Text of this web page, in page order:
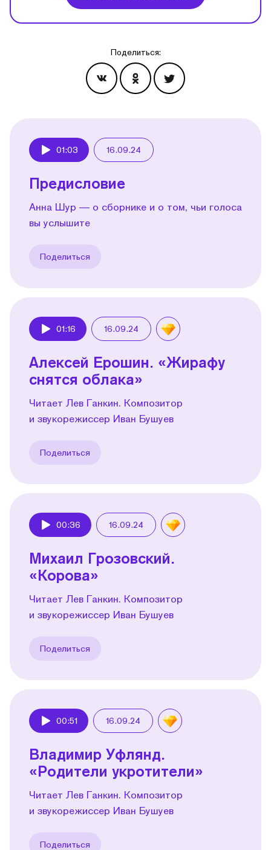
Поделиться:
01:03 16.09.24
Предисловие
Анна Шур — о сборнике и о том, чьи голоса
вы услышите
Поделиться
01:16 16.09.24
Алексей Ерошин. «Жирафу
снятся облака»
Читает Лев Ганкин. Композитор
и звукорежиссер Иван Бушуев
Поделиться
00:36 16.09.24
Михаил Грозовский.
«Корова»
Читает Лев Ганкин. Композитор
и звукорежиссер Иван Бушуев
Поделиться
00:51 16.09.24
Владимир Уфлянд.
«Родители укротители»
Читает Лев Ганкин. Композитор
и звукорежиссер Иван Бушуев
Поделиться